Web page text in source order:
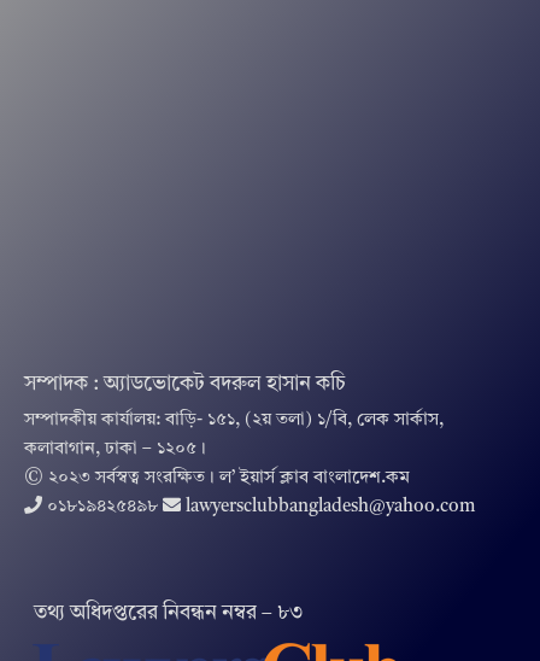
সম্পাদক : অ্যাডভোকেট বদরুল হাসান কচি
সম্পাদকীয় কার্যালয়: বাড়ি- ১৫১, (২য় তলা) ১/বি, লেক সার্কাস,
কলাবাগান, ঢাকা – ১২০৫।
© ২০২৩ সর্বস্বত্ব সংরক্ষিত । ল’ ইয়ার্স ক্লাব বাংলাদেশ.কম
০১৮১৯৪২৫৪৯৮
lawyersclubbangladesh@yahoo.com
তথ‌্য অ‌ধিদপ্ত‌রের নিবন্ধন নম্বর – ৮৩